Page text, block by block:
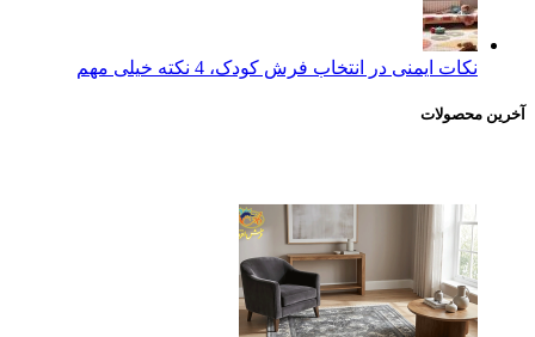
نکات ایمنی در انتخاب فرش کودک، 4 نکته خیلی مهم
آخرین محصولات